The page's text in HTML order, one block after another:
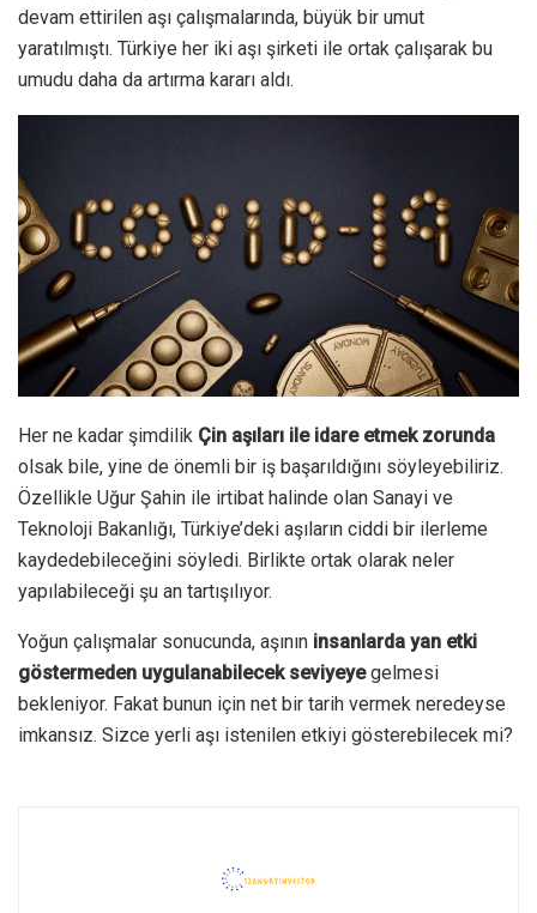
devam ettirilen aşı çalışmalarında, büyük bir umut
yaratılmıştı. Türkiye her iki aşı şirketi ile ortak çalışarak bu
umudu daha da artırma kararı aldı.
Her ne kadar şimdilik Çin aşıları ile idare etmek zorunda
olsak bile, yine de önemli bir iş başarıldığını söyleyebiliriz.
Özellikle Uğur Şahin ile irtibat halinde olan Sanayi ve
Teknoloji Bakanlığı, Türkiye’deki aşıların ciddi bir ilerleme
kaydedebileceğini söyledi. Birlikte ortak olarak neler
yapılabileceği şu an tartışılıyor.
Yoğun çalışmalar sonucunda, aşının insanlarda yan etki
göstermeden uygulanabilecek seviyeyegelmesi
bekleniyor. Fakat bunun için net bir tarih vermek neredeyse
imkansız. Sizce yerli aşı istenilen etkiyi gösterebilecek mi?